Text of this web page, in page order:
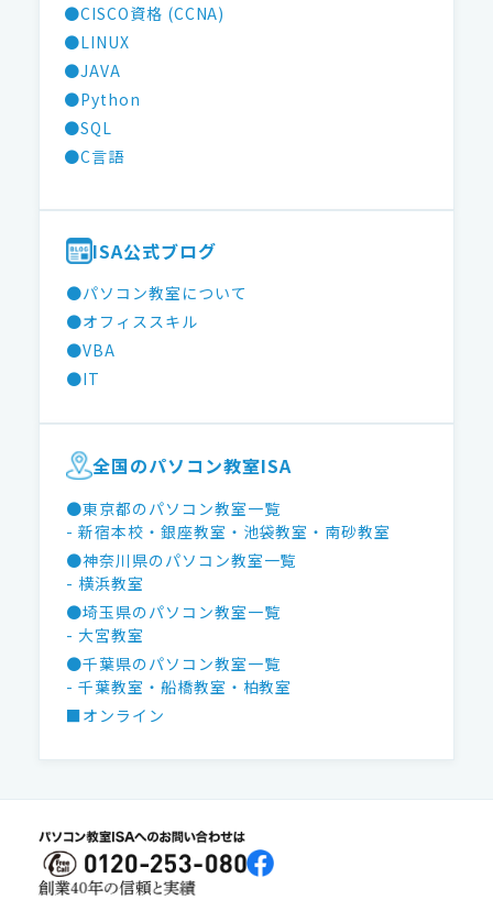
●CISCO資格 (CCNA)
●LINUX
●JAVA
●Python
●SQL
●C言語
ISA公式ブログ
●パソコン教室について
●オフィススキル
●VBA
●IT
全国のパソコン教室ISA
●東京都のパソコン教室一覧
- 新宿本校 ・銀座教室 ・池袋教室 ・南砂教室
●神奈川県のパソコン教室一覧
- 横浜教室
●埼玉県のパソコン教室一覧
- 大宮教室
●千葉県のパソコン教室一覧
- 千葉教室 ・船橋教室 ・柏教室
■オンライン